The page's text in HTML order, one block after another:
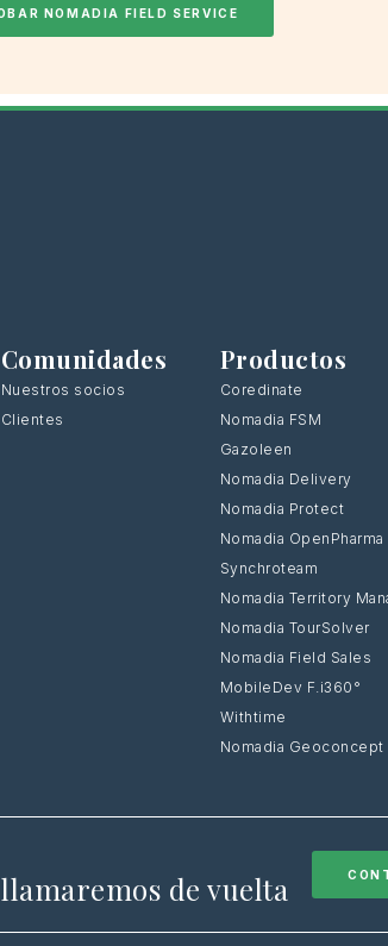
NOMADIA FIELD SERVICE
Comunidades
Nuestros socios
Clientes
Productos
Coredinate
Nomadia FSM
Gazoleen
Nomadia Delivery
Nomadia Protect
Nomadia OpenPharma
Synchroteam
Nomadia Territory
Nomadia TourSolver
Nomadia Field Sales
MobileDev F.i360°
Withtime
Nomadia Geoconcept
llamaremos de vuelta